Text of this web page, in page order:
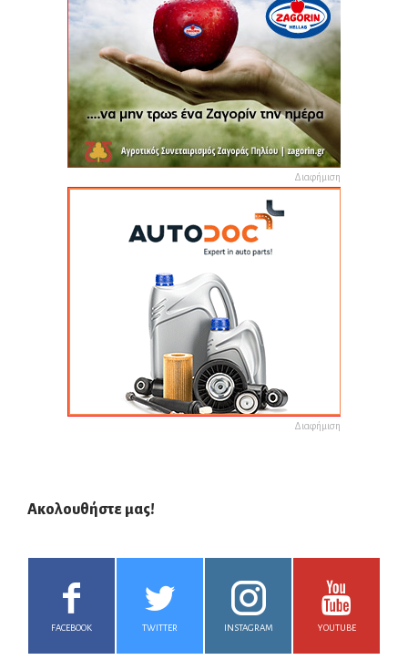
Διαφήμιση
Διαφήμιση
Ακολουθήστε μας!
FACEBOOK TWITTER INSTAGRAM YOUTUBE